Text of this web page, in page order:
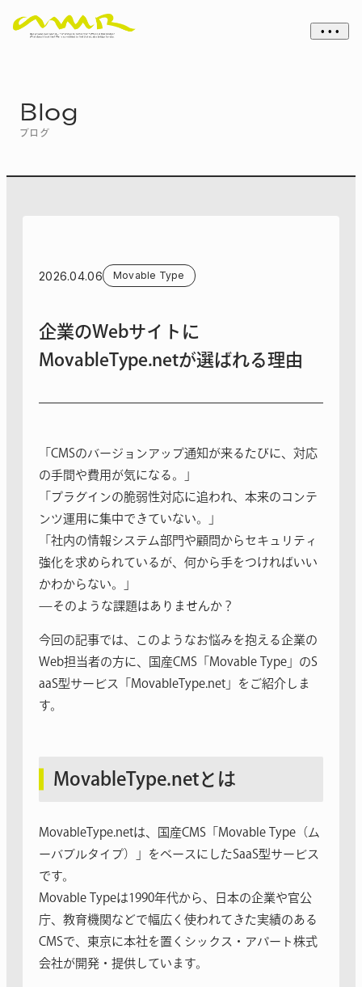
• • •
Blog
ブログ
2026.04.06 Movable Type
企業のWebサイトに
MovableType.netが選ばれる理由
「CMSのバージョンアップ通知が来るたびに、対応
の手間や費用が気になる。」
「プラグインの脆弱性対応に追われ、本来のコンテ
ンツ運用に集中できていない。」
「社内の情報システム部門や顧問からセキュリティ
強化を求められているが、何から手をつければいい
かわからない。」
—そのような課題はありませんか？
今回の記事では、このようなお悩みを抱える企業の
Web担当者の方に、国産CMS「Movable Type」のS
aaS型サービス「MovableType.net」をご紹介しま
す。
MovableType.netとは
MovableType.netは、国産CMS「Movable Type（ム
ーバブルタイプ）」をベースにしたSaaS型サービス
です。
Movable Typeは1990年代から、日本の企業や官公
庁、教育機関などで幅広く使われてきた実績のある
CMSで、東京に本社を置くシックス・アパート株式
会社が開発・提供しています。